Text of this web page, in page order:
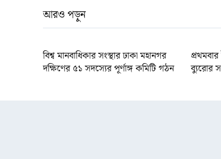
আরও পড়ুন
বিশ্ব মানবাধিকার সংস্থার ঢাকা মহানগর
দক্ষিণের ৫১ সদস্যের পূর্ণাঙ্গ কমিটি গঠন
ব্যুরোর